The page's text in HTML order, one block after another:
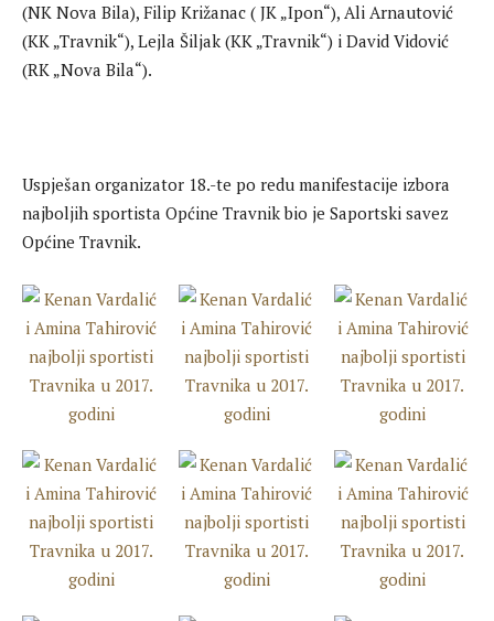
(NK Nova Bila), Filip Križanac ( JK „Ipon“), Ali Arnautović
(KK „Travnik“), Lejla Šiljak (KK „Travnik“) i David Vidović
(RK „Nova Bila“).
Uspješan organizator 18.-te po redu manifestacije izbora
najboljih sportista Općine Travnik bio je Saportski savez
Općine Travnik.